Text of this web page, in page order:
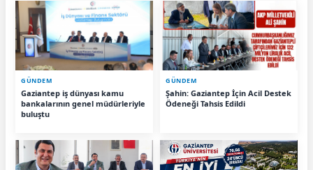
GÜNDEM
Gaziantep iş dünyası kamu
bankalarının genel müdürleriyle
buluştu
GÜNDEM
Şahin: Gaziantep İçin Acil Destek
Ödeneği Tahsis Edildi